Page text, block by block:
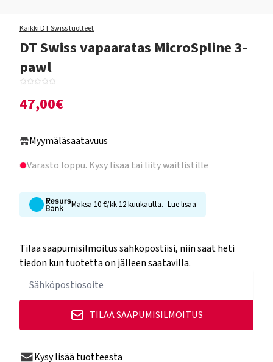
Kaikki DT Swiss tuotteet
DT Swiss vapaaratas MicroSpline 3-
pawl
47,00€
Myymäläsaatavuus
Varasto loppu. Kysy lisää tai liity waitlistille
Maksa 10 €/kk 12 kuukautta. Lue lisää
Tilaa saapumisilmoitus sähköpostiisi, niin saat heti
tiedon kun tuotetta on jälleen saatavilla.
TILAA SAAPUMISILMOITUS
Kysy lisää tuotteesta